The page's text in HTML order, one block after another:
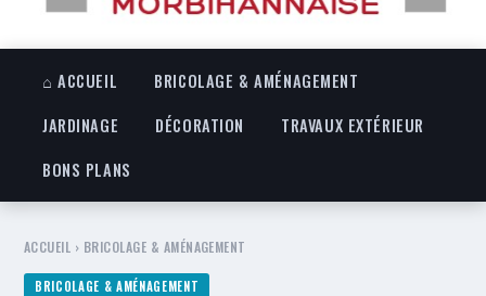
⌂ ACCUEIL
BRICOLAGE & AMÉNAGEMENT
JARDINAGE
DÉCORATION
TRAVAUX EXTÉRIEUR
BONS PLANS
ACCUEIL › BRICOLAGE & AMÉNAGEMENT
BRICOLAGE & AMÉNAGEMENT